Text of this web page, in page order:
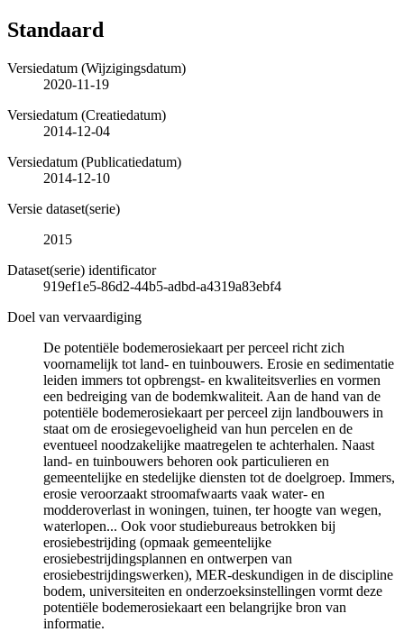
Standaard
Versiedatum (Wijzigingsdatum)
2020-11-19
Versiedatum (Creatiedatum)
2014-12-04
Versiedatum (Publicatiedatum)
2014-12-10
Versie dataset(serie)
2015
Dataset(serie) identificator
919ef1e5-86d2-44b5-adbd-a4319a83ebf4
Doel van vervaardiging
De potentiële bodemerosiekaart per perceel richt zich
voornamelijk tot land- en tuinbouwers. Erosie en sedimentatie
leiden immers tot opbrengst- en kwaliteitsverlies en vormen
een bedreiging van de bodemkwaliteit. Aan de hand van de
potentiële bodemerosiekaart per perceel zijn landbouwers in
staat om de erosiegevoeligheid van hun percelen en de
eventueel noodzakelijke maatregelen te achterhalen. Naast
land- en tuinbouwers behoren ook particulieren en
gemeentelijke en stedelijke diensten tot de doelgroep. Immers,
erosie veroorzaakt stroomafwaarts vaak water- en
modderoverlast in woningen, tuinen, ter hoogte van wegen,
waterlopen... Ook voor studiebureaus betrokken bij
erosiebestrijding (opmaak gemeentelijke
erosiebestrijdingsplannen en ontwerpen van
erosiebestrijdingswerken), MER-deskundigen in de discipline
bodem, universiteiten en onderzoeksinstellingen vormt deze
potentiële bodemerosiekaart een belangrijke bron van
informatie.